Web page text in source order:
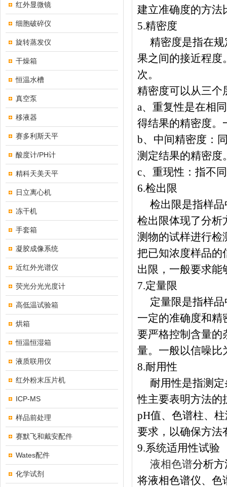
红外显微镜
细胞破碎仪
旋转蒸发仪
干燥箱
恒温水槽
真空泵
移液器
赛多利斯天平
酸度计/PH计
精科天美天平
日立离心机
冻干机
手套箱
凝胶成像系统
近红外光谱仪
荧光分光光度计
高低温试验箱
烘箱
恒温恒湿箱
液质联用仪
红外粉末压片机
ICP-MS
样品前处理
赛默飞和戴安配件
Wates配件
化学试剂
建立准确度的方法
5.精密度
精密度是指在
果之间的接近程度
次。
精密度可以从三个
a、重复性是在相
得结果的精密度。
b、中间精密度：
测定结果的精密度
c、重现性：指不
6.检出限
检出限是指样
检出限体现了分析
测物的试样进行检
把已知浓度样品的
出限，一般要求能
7.定量限
定量限是指样
一定的准确度和精
要严格控制含量的
量。一般以信噪比
8.耐用性
耐用性是指测
性主要表明方法的
pH值、色谱柱、
要求，以确保方法
9.系统适用性试验
液相色谱分析
将液相色谱仪、色